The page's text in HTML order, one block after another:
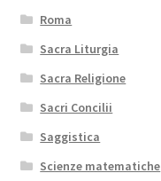
Roma
Sacra Liturgia
Sacra Religione
Sacri Concilii
Saggistica
Scienze matematiche